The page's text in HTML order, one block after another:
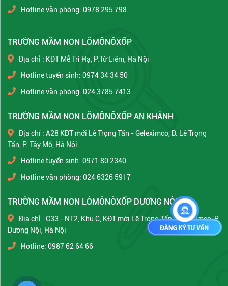
Hotline văn phòng: 0978 295 798
TRƯỜNG MẦM NON LÔMÔNÔXỐP
Địa chỉ : KĐT Mễ Trì Hạ, P.Từ Liêm, Hà Nội
Hotline tuyển sinh: 0974 34 34 50
Hotline văn phòng: 024 3785 7413
TRƯỜNG MẦM NON LÔMÔNÔXỐP AN KHÁNH
Địa chỉ : A28 KĐT mới Lê Trọng Tấn - Geleximco, Đ. Lê Trọng
Tấn, P. Tây Mỗ, Hà Nội
Hotline tuyển sinh: 0971 80 2340
Hotline văn phòng: 024 6326 5917
TRƯỜNG MẦM NON LÔMÔNÔXỐP DƯƠNG NỘI
Địa chỉ : C33 - NT2, Khu C, KĐT mới Lê Trọng Tấn - Geleximco, P.
Dương Nội, Hà Nội
Hotline: 0987 62 64 66